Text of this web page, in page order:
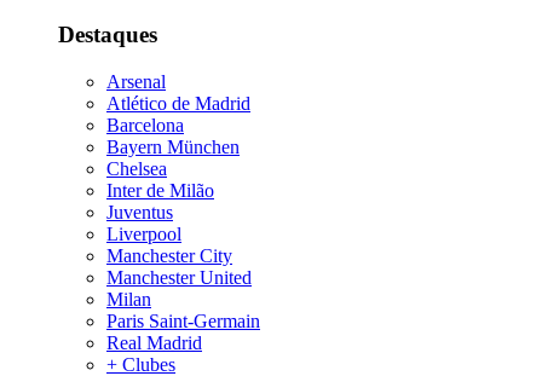
Destaques
Arsenal
Atlético de Madrid
Barcelona
Bayern München
Chelsea
Inter de Milão
Juventus
Liverpool
Manchester City
Manchester United
Milan
Paris Saint-Germain
Real Madrid
+ Clubes